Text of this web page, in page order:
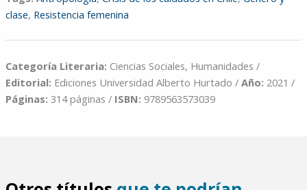
clase, Resistencia femenina
Categoría Literaria: Ciencias Sociales, Humanidades /
Editorial: Ediciones Universidad Alberto Hurtado / Año: 2021 /
Páginas: 314 páginas / ISBN: 9789563573039